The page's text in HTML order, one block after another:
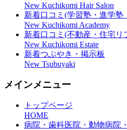
New Kuchikomi Hair Salon
新着口コミ(学習塾・進学塾
New Kuchikomi Academy
新着口コミ(不動産・住宅リ
New Kuchikomi Estate
新着つぶやき・掲示板
New Tsubuyaki
メインメニュー
トップページ
HOME
病院・歯科医院・動物病院